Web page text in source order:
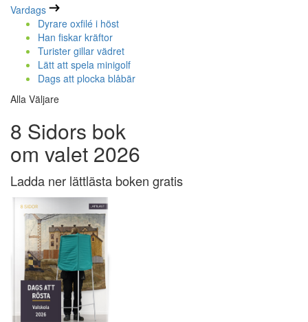
Vardags
Dyrare oxfilé i höst
Han fiskar kräftor
Turister gillar vädret
Lätt att spela minigolf
Dags att plocka blåbär
Alla Väljare
8 Sidors bok
om valet 2026
Ladda ner lättlästa boken gratis